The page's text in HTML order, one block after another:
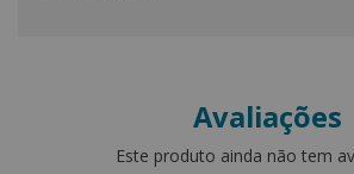
Avaliações
Este produto ainda não tem